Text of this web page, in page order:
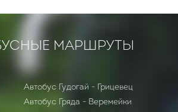
МАРШРУТЫ
Автобус Гудогай - Грицевец
Автобус Гряда - Веремейки